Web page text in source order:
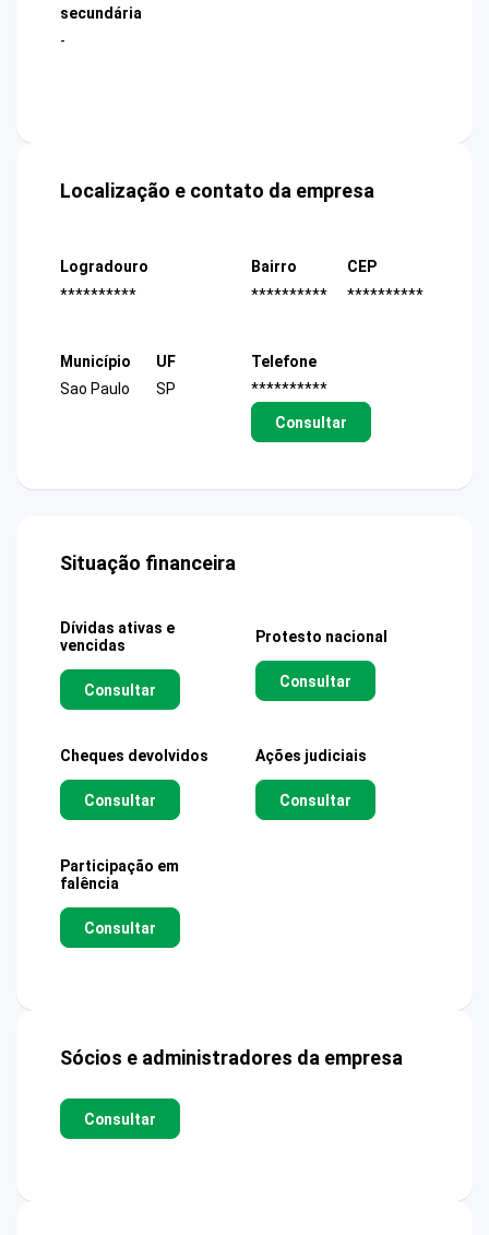
secundária
-
Localização e contato da empresa
Logradouro
**********
Bairro
**********
CEP
**********
Município
Sao Paulo
UF
SP
Telefone
**********
Consultar
Situação financeira
Dívidas ativas e
vencidas
Consultar
Protesto nacional
Consultar
Cheques devolvidos
Consultar
Ações judiciais
Consultar
Participação em
falência
Consultar
Sócios e administradores da empresa
Consultar